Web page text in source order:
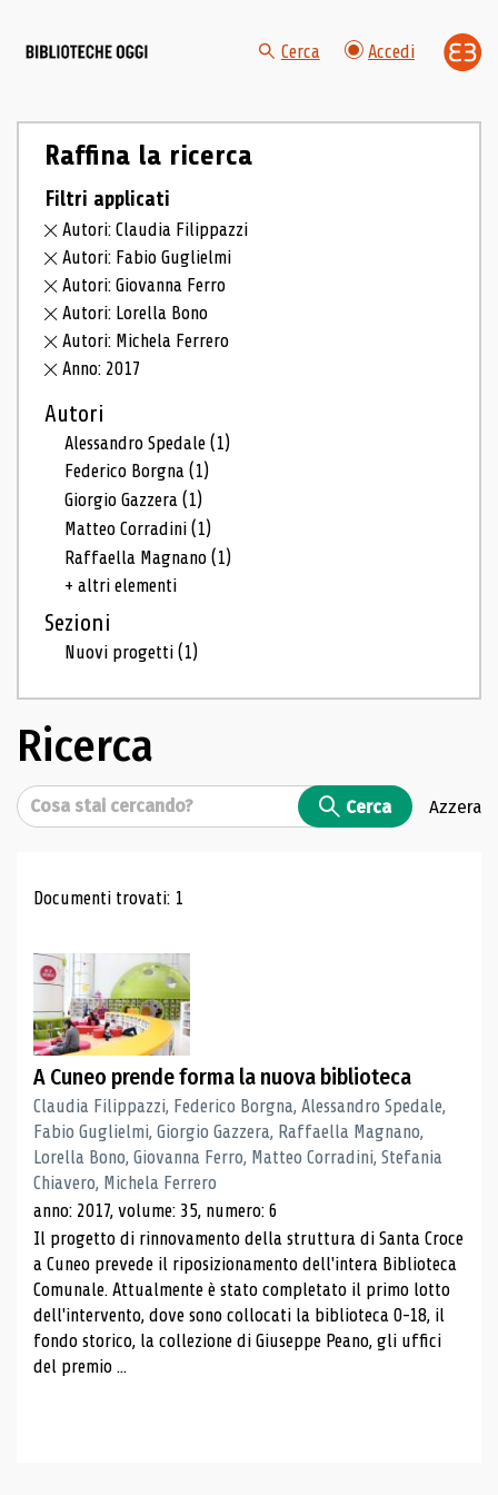
Cerca Accedi
Raffina la ricerca
Filtri applicati
Autori: Claudia Filippazzi
Autori: Fabio Guglielmi
Autori: Giovanna Ferro
Autori: Lorella Bono
Autori: Michela Ferrero
Anno: 2017
Autori
Alessandro Spedale(1)
Federico Borgna(1)
Giorgio Gazzera(1)
Matteo Corradini(1)
Raffaella Magnano(1)
+ altri elementi
Sezioni
Nuovi progetti(1)
Ricerca
Cerca Cerca Azzera
Risultati di ricerca
Documenti trovati: 1
A Cuneo prende forma la nuova biblioteca
Claudia Filippazzi, Federico Borgna, Alessandro Spedale,
Fabio Guglielmi, Giorgio Gazzera, Raffaella Magnano,
Lorella Bono, Giovanna Ferro, Matteo Corradini, Stefania
Chiavero, Michela Ferrero
anno: 2017, volume: 35, numero: 6
Il progetto di rinnovamento della struttura di Santa Croce
a Cuneo prevede il riposizionamento dell'intera Biblioteca
Comunale. Attualmente è stato completato il primo lotto
dell'intervento, dove sono collocati la biblioteca 0-18, il
fondo storico, la collezione di Giuseppe Peano, gli uffici
del premio ...